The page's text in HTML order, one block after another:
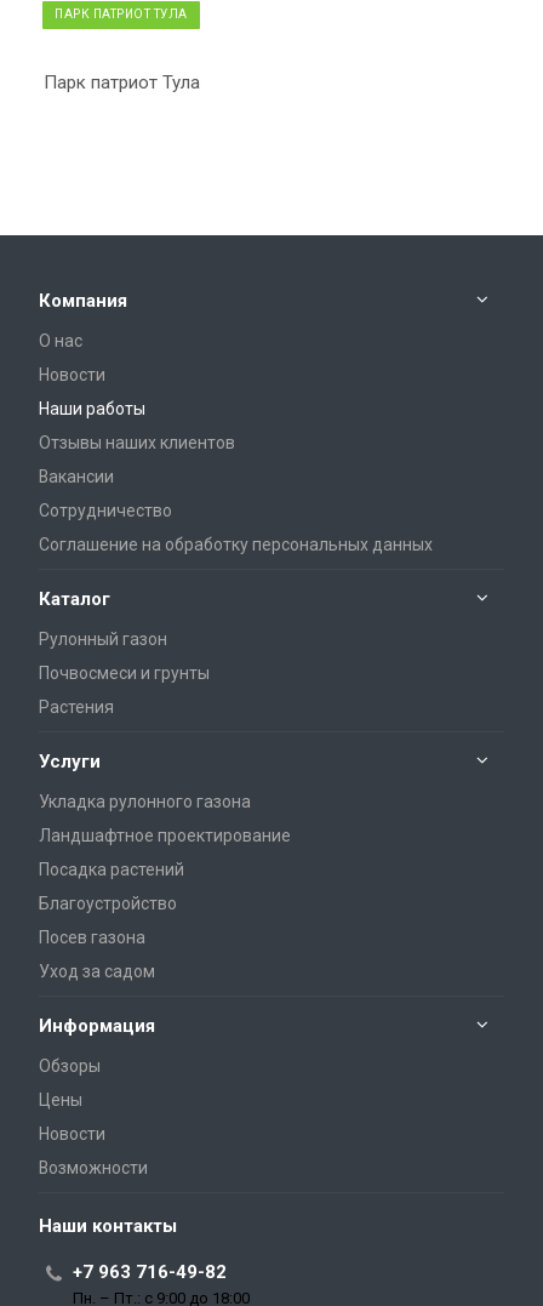
ПАРК ПАТРИОТ ТУЛА
Парк патриот Тула
Компания
О нас
Новости
Наши работы
Отзывы наших клиентов
Вакансии
Сотрудничество
Соглашение на обработку персональных данных
Каталог
Рулонный газон
Почвосмеси и грунты
Растения
Услуги
Укладка рулонного газона
Ландшафтное проектирование
Посадка растений
Благоустройство
Посев газона
Уход за садом
Информация
Обзоры
Цены
Новости
Возможности
Наши контакты
+7 963 716-49-82
Пн. – Пт.: с 9:00 до 18:00